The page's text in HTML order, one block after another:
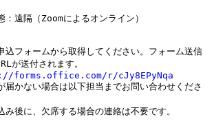
Zoomによるオンライン）
込フォームから取得してください。フォーム送信
forms.office.com/r/cJy8EPyNqa
場合は以下担当までお問い合わせくださ
欠席する場合の連絡は不要です。